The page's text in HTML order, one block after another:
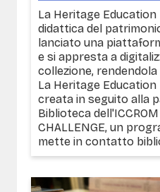
La Heritage
didattica del
lanciato una
e si appresta a
collezione,
La Heritage
creata in seguito alla
Biblioteca dell'ICCROM
CHALLENGE, un
mette in contatto